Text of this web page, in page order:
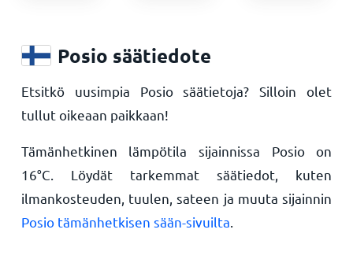
Posio säätiedote
Etsitkö uusimpia Posio säätietoja? Silloin olet
tullut oikeaan paikkaan!
Tämänhetkinen lämpötila sijainnissa Posio on
16°C . Löydät tarkemmat säätiedot, kuten
ilmankosteuden, tuulen, sateen ja muuta sijainnin
Posio tämänhetkisen sään-sivuilta